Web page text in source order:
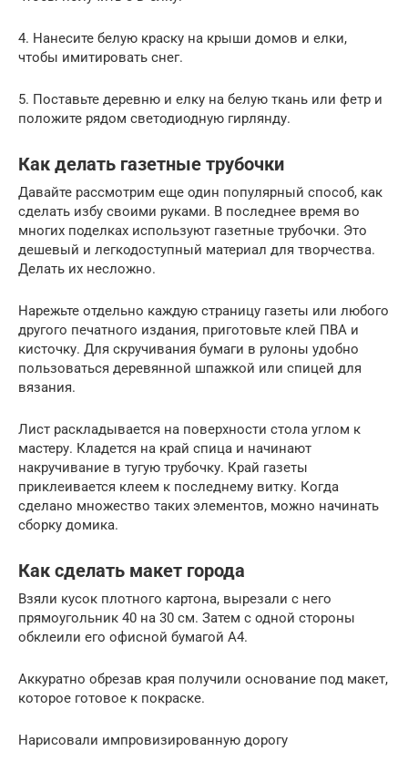
4. Нанесите белую краску на крыши домов и елки,
чтобы имитировать снег.
5. Поставьте деревню и елку на белую ткань или фетр и
положите рядом светодиодную гирлянду.
Как делать газетные трубочки
Давайте рассмотрим еще один популярный способ, как
сделать избу своими руками. В последнее время во
многих поделках используют газетные трубочки. Это
дешевый и легкодоступный материал для творчества.
Делать их несложно.
Нарежьте отдельно каждую страницу газеты или любого
другого печатного издания, приготовьте клей ПВА и
кисточку. Для скручивания бумаги в рулоны удобно
пользоваться деревянной шпажкой или спицей для
вязания.
Лист раскладывается на поверхности стола углом к
мастеру. Кладется на край спица и начинают
накручивание в тугую трубочку. Край газеты
приклеивается клеем к последнему витку. Когда
сделано множество таких элементов, можно начинать
сборку домика.
Как сделать макет города
Взяли кусок плотного картона, вырезали с него
прямоугольник 40 на 30 см. Затем с одной стороны
обклеили его офисной бумагой А4.
Аккуратно обрезав края получили основание под макет,
которое готовое к покраске.
Нарисовали импровизированную дорогу